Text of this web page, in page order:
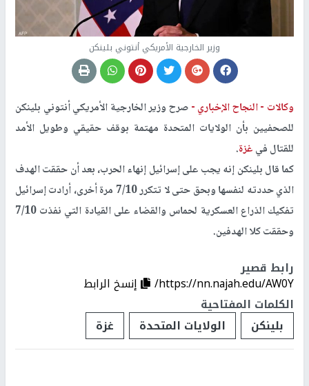
وزير الخارجية الأمريكي أنتوني بلينكن
وكالات -النجاح الإخباري -صرح وزير الخارجية الأمريكي أنتوني بلينكن
للصحفيين بأن الولايات المتحدة مهتمة بوقف حقيقي وطويل الأمد
للقتال فيغزة.
كما قال بلينكن إنه يجب على إسرائيل إنهاء الحرب، بعد أن حققت الهدف
الذي حددته لنفسها وبحق حتى لا تتكرر 7/10 مرة أخرى، أرادت إسرائيل
تفكيك الذراع العسكرية لحماس والقضاء على القيادة التي نفذت 7/10
وحققت كلا الهدفين.
رابط قصير
https://nn.najah.edu/AW0Y/
إنسخ الرابط
الكلمات المفتاحية
بلينكن
الولايات المتحدة غزة